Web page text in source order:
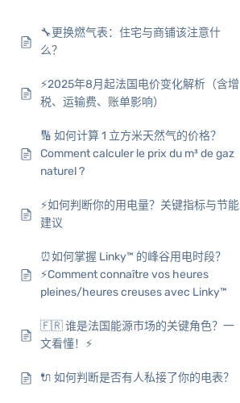
🔧更换燃气表：住宅与商铺该注意什
么？
⚡️2025年8月起法国电价变化解析（含增
税、运输费、账单影响）
🔢 如何计算 1 立方米天然气的价格？
Comment calculer le prix du m³ de gaz
naturel ?
⚡️如何判断你的用电量？关键指标与节能
建议
⏰如何掌握 Linky™ 的峰谷用电时段？
⚡Comment connaître vos heures
pleines/heures creuses avec Linky™
🇫🇷 谁是法国能源市场的关键角色？一
文看懂！⚡
🔌 如何判断是否有人私接了你的电表？